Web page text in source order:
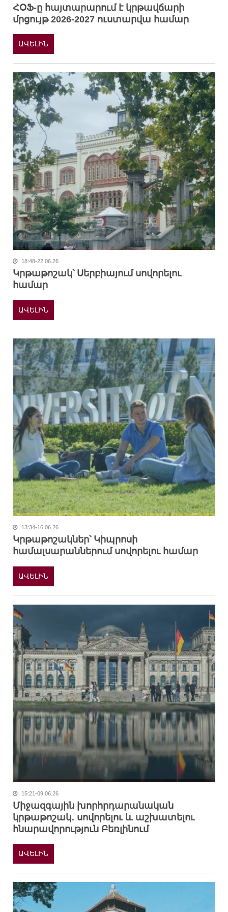
ՀՕՖ-ը հայտարարում է կրթավճարի
մրցույթ 2026-2027 ուստարվա համար
ԱՎԵԼԻՆ
18:48-22.06.26
Կրթաթոշակ՝ Սերբիայում սովորելու
համար
ԱՎԵԼԻՆ
13:34-16.06.26
Կրթաթոշակներ՝ Կիպրոսի
համալսարաններում սովորելու համար
ԱՎԵԼԻՆ
15:21-09.06.26
Միջազգային խորհրդարանական
կրթաթոշակ․ սովորելու և աշխատելու
հնարավորություն Բեռլինում
ԱՎԵԼԻՆ